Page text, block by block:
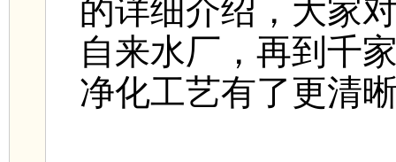
的详细介绍，大家
自来水厂，再到千
净化工艺有了更清